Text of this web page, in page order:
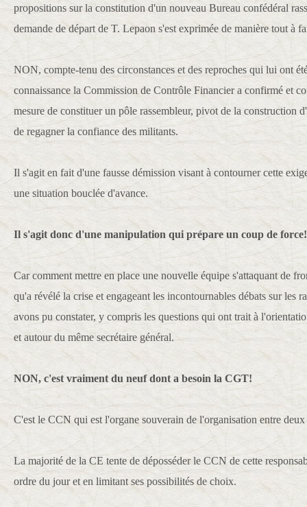
propositions sur la constitution d'un nouveau Bureau confédéral
demande de départ de T. Lepaon s'est exprimée de manière tout à
NON, compte-tenu des circonstances et des reproches qui lui ont
connaissance la Commission de Contrôle Financier a confirmé et
mesure de constituer un pôle rassembleur, pivot de la construction
de regagner la confiance des militants.
Il s'agit en fait d'une fausse démission visant à contourner cette
une situation bouclée d'avance.
Il s'agit donc d'une manipulation qui prépare un coup de force!
Car comment mettre en place une nouvelle équipe s'attaquant de
qu'a révélé la crise et engageant les incontournables débats sur les
avons pu constater, y compris les questions qui ont trait à
et autour du même secrétaire général.
NON, c'est vraiment du neuf dont a besoin la CGT!
C'est le CCN qui est l'organe souverain de l'organisation entre deux
La majorité de la CE tente de déposséder le CCN de cette
ordre du jour et en limitant ses possibilités de choix.